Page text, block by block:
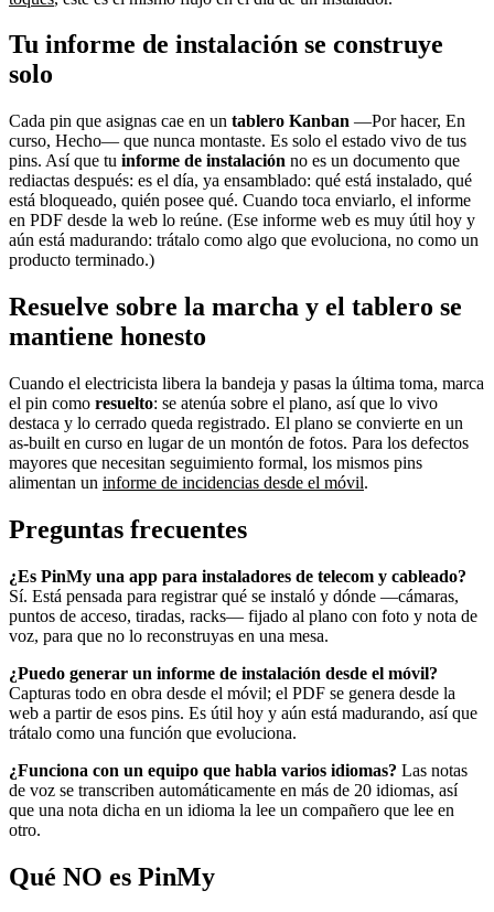
Tu informe de instalación se construye
solo
Cada pin que asignas cae en un tablero Kanban —Por hacer, En
curso, Hecho— que nunca montaste. Es solo el estado vivo de tus
pins. Así que tu informe de instalación no es un documento que
rediactas después: es el día, ya ensamblado: qué está instalado, qué
está bloqueado, quién posee qué. Cuando toca enviarlo, el informe
en PDF desde la web lo reúne. (Ese informe web es muy útil hoy y
aún está madurando: trátalo como algo que evoluciona, no como un
producto terminado.)
Resuelve sobre la marcha y el tablero se
mantiene honesto
Cuando el electricista libera la bandeja y pasas la última toma, marca
el pin como resuelto: se atenúa sobre el plano, así que lo vivo
destaca y lo cerrado queda registrado. El plano se convierte en un
as-built en curso en lugar de un montón de fotos. Para los defectos
mayores que necesitan seguimiento formal, los mismos pins
alimentan un informe de incidencias desde el móvil.
Preguntas frecuentes
¿Es PinMy una app para instaladores de telecom y cableado?
Sí. Está pensada para registrar qué se instaló y dónde —cámaras,
puntos de acceso, tiradas, racks— fijado al plano con foto y nota de
voz, para que no lo reconstruyas en una mesa.
¿Puedo generar un informe de instalación desde el móvil?
Capturas todo en obra desde el móvil; el PDF se genera desde la
web a partir de esos pins. Es útil hoy y aún está madurando, así que
trátalo como una función que evoluciona.
¿Funciona con un equipo que habla varios idiomas? Las notas
de voz se transcriben automáticamente en más de 20 idiomas, así
que una nota dicha en un idioma la lee un compañero que lee en
otro.
Qué NO es PinMy